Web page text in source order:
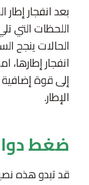
بعد انفجار
اللحظات التي
الحالات ينجح
انفجار
إلى قوة إضافية
الإطار.
ضغط
قد تبدو هذه